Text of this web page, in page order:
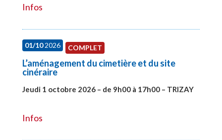
Infos
01/102026 COMPLET
L’aménagement du cimetière et du site
cinéraire
Jeudi 1 octobre 2026 – de 9h00 à 17h00 – TRIZAY
Infos